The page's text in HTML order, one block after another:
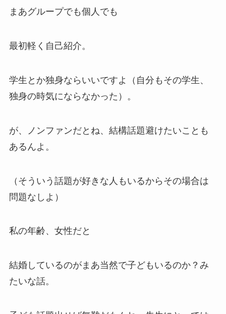
まあグループでも個人でも
最初軽く自己紹介。
学生とか独身ならいいですよ（自分もその学生、
独身の時気にならなかった）。
が、ノンファンだとね、結構話題避けたいことも
あるんよ。
（そういう話題が好きな人もいるからその場合は
問題なしよ）
私の年齢、女性だと
結婚しているのがまあ当然で子どもいるのか？み
たいな話。